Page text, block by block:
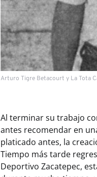
Arturo Tigre Betacourt y La Tota
Al terminar su trabajo
antes recomendar en
platicado antes, la
Tiempo más tarde
Deportivo Zacatepec,